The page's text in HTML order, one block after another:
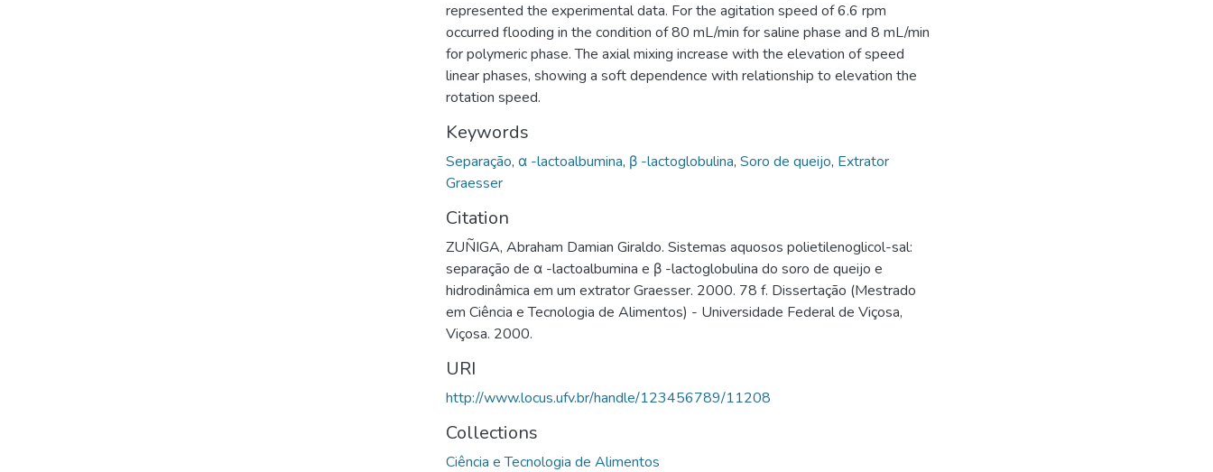
represented the experimental data. For the agitation speed of 6.6 rpm
occurred flooding in the condition of 80 mL/min for saline phase and 8 mL/min
for polymeric phase. The axial mixing increase with the elevation of speed
linear phases, showing a soft dependence with relationship to elevation the
rotation speed.
Keywords
Separação, α -lactoalbumina, β -lactoglobulina, Soro de queijo, Extrator
Graesser
Citation
ZUÑIGA, Abraham Damian Giraldo. Sistemas aquosos polietilenoglicol-sal:
separação de α -lactoalbumina e β -lactoglobulina do soro de queijo e
hidrodinâmica em um extrator Graesser. 2000. 78 f. Dissertação (Mestrado
em Ciência e Tecnologia de Alimentos) - Universidade Federal de Viçosa,
Viçosa. 2000.
URI
http://www.locus.ufv.br/handle/123456789/11208
Collections
Ciência e Tecnologia de Alimentos